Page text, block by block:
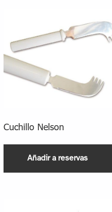
Cuchillo Nelson
Añadir a reservas